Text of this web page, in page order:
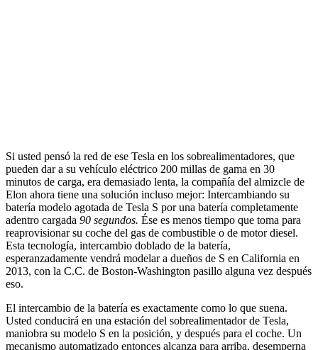
Si usted pensó la red de ese Tesla en los sobrealimentadores, que
pueden dar a su vehículo eléctrico 200 millas de gama en 30
minutos de carga, era demasiado lenta, la compañía del almizcle de
Elon ahora tiene una solución incluso mejor: Intercambiando su
batería modelo agotada de Tesla S por una batería completamente
adentro cargada 90 segundos. Ése es menos tiempo que toma para
reaprovisionar su coche del gas de combustible o de motor diesel.
Esta tecnología, intercambio doblado de la batería,
esperanzadamente vendrá modelar a dueños de S en California en
2013, con la C.C. de Boston-Washington pasillo alguna vez después
eso.
El intercambio de la batería es exactamente como lo que suena.
Usted conducirá en una estación del sobrealimentador de Tesla,
maniobra su modelo S en la posición, y después para el coche. Un
mecanismo automatizado entonces alcanza para arriba, desemperna